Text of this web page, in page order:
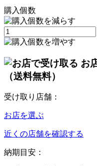
購入個数
お
（送料無料）
受け取り店舗：
お店を選ぶ
近くの店舗を確認する
納期目安：